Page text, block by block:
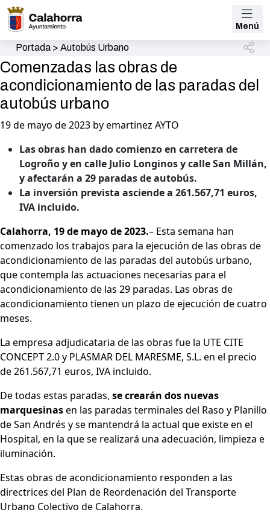
Menú
Portada> Autobús Urbano
Comenzadas las obras de
acondicionamiento de las paradas del
autobús urbano
19 de mayo de 2023 by emartinez AYTO
Las obras han dado comienzo en carretera de
Logroño y en calle Julio Longinos y calle San Millán,
y afectarán a 29 paradas de autobús.
La inversión prevista asciende a 261.567,71 euros,
IVA incluido.
Calahorra, 19 de mayo de 2023.– Esta semana han
comenzado los trabajos para la ejecución de las obras de
acondicionamiento de las paradas del autobús urbano,
que contempla las actuaciones necesarias para el
acondicionamiento de las 29 paradas. Las obras de
acondicionamiento tienen un plazo de ejecución de cuatro
meses.
La empresa adjudicataria de las obras fue la UTE CITE
CONCEPT 2.0 y PLASMAR DEL MARESME, S.L. en el precio
de 261.567,71 euros, IVA incluido.
De todas estas paradas, se crearán dos nuevas
marquesinasen las paradas terminales del Raso y Planillo
de San Andrés y se mantendrá la actual que existe en el
Hospital, en la que se realizará una adecuación, limpieza e
iluminación.
Estas obras de acondicionamiento responden a las
directrices del Plan de Reordenación del Transporte
Urbano Colectivo de Calahorra.